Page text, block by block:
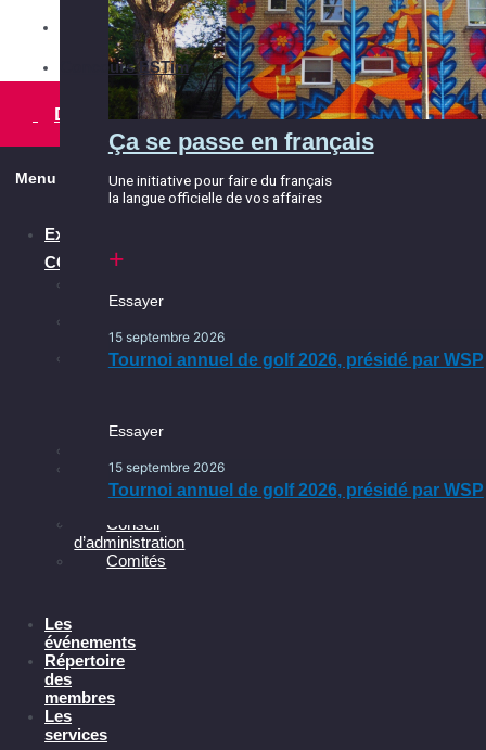
Équipe
Partenaires
Conseil d'administration
Essayer
15 septembre 2026
Tournoi annuel de golf 2026, présidé par WSP
continue
Une initiative pour faire du français
Essayer
15 septembre 2026
Tournoi annuel de golf 2026, présidé par WSP
Ça se passe dans l’Est
Ça se passe en français
Une initiative pour faire du français
la langue officielle de vos affaires
Essayer
15 septembre 2026
Tournoi annuel de golf 2026, présidé par WSP
Concours ESTim
Devenir membre
Menu
Explorer la
CCEM
avantages
interventions
À
CCEM
Partenariats
Conseil
d’administration
Comités
Les
événements
Répertoire
des
membres
Les
services